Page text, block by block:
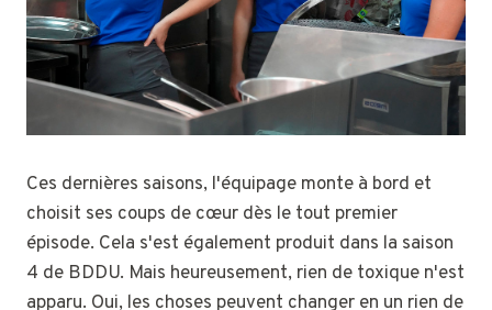
Ces dernières saisons, l'équipage monte à bord et
choisit ses coups de cœur dès le tout premier
épisode. Cela s'est également produit dans la saison
4 de BDDU. Mais heureusement, rien de toxique n'est
apparu. Oui, les choses peuvent changer en un rien de